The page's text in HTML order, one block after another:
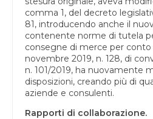
comma 1, del decreto
81, introducendo anche il
contenente norme di tutela
consegne di merce per
novembre 2019, n. 128, di
n. 101/2019, ha nuovamente
disposizioni, creando più di
aziende e consulenti.
Rapporti di collaborazione.